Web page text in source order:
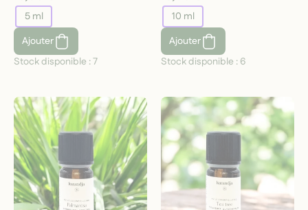
5 ml
Ajouter
Stock disponible :7
10 ml
Ajouter
Stock disponible : 6